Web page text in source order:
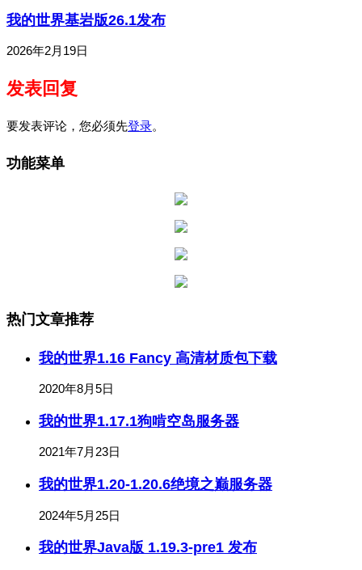
我的世界基岩版26.1发布
2026年2月19日
发表回复
要发表评论，您必须先登录。
功能菜单
热门文章推荐
我的世界1.16 Fancy 高清材质包下载
2020年8月5日
我的世界1.17.1狗啃空岛服务器
2021年7月23日
我的世界1.20-1.20.6绝境之巅服务器
2024年5月25日
我的世界Java版 1.19.3-pre1 发布